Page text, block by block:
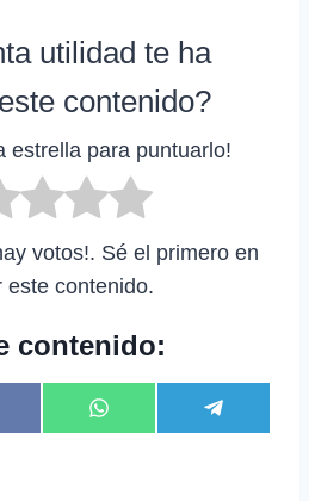
utilidad te ha
contenido?
estrella para puntuarlo!
votos!. Sé el primero en
este contenido.
contenido:
C
o
W
h
C
o
e